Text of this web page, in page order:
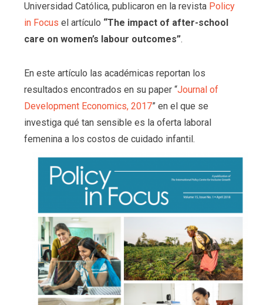
Universidad Católica, publicaron en la revista Policy
in Focus el artículo “The impact of after-school
care on women’s labour outcomes”.
En este artículo las académicas reportan los
resultados encontrados en su paper “Journal of
Development Economics, 2017” en el que se
investiga qué tan sensible es la oferta laboral
femenina a los costos de cuidado infantil.